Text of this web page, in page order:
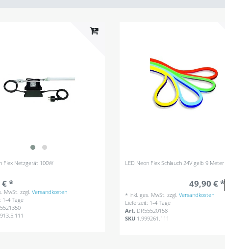
Flex Netzgerät 100W
€ *
MwSt. zzgl.Versandkosten
1-4 Tage
LED Neon Flex Schlauch 24V gelb 9 Meter
49,90 € *
* inkl. ges. MwSt. zzgl.Versandkosten
Lieferzeit: 1-4 Tage
Art. DR55520158
SKU 1.999261.111